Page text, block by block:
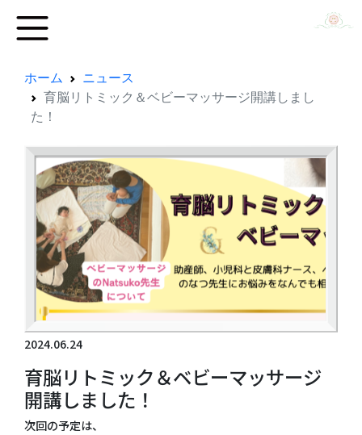
ホーム
ニュース
育脳リトミック＆ベビーマッサージ開講しまし
た！
2024.06.24
育脳リトミック＆ベビーマッサージ
開講しました！
次回の予定は、